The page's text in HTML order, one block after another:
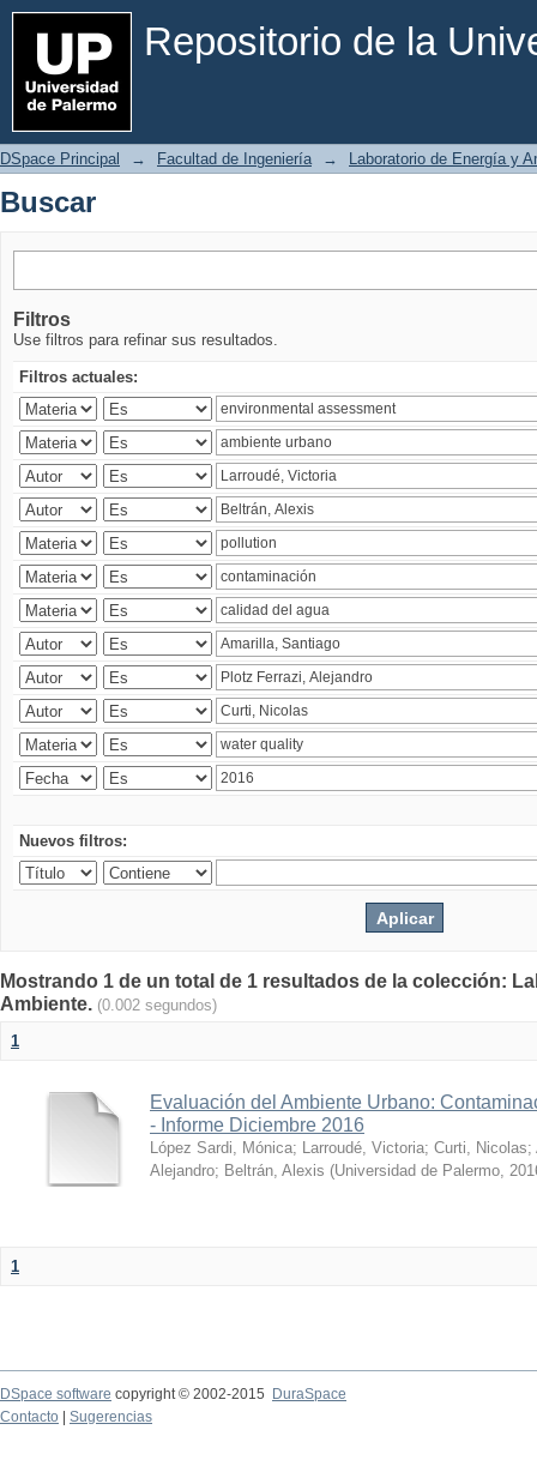
Repositorio de la
Buscar
DSpace Principal → Facultad de Ingeniería → Laboratorio de Energía y
Buscar
Filtros
Use filtros para refinar sus resultados.
Filtros actuales:
Nuevos filtros:
Mostrando 1 de un total de 1 resultados de la colección:
Ambiente. (0.002 segundos)
1
Evaluación del Ambiente Urbano:
- Informe Diciembre 2016
López Sardi, Mónica; Larroudé, Victoria; Curti, Nicolas;
Alejandro; Beltrán, Alexis (Universidad de Palermo,
1
DSpace software copyright © 2002-2015
DuraSpace
Contacto
Sugerencias